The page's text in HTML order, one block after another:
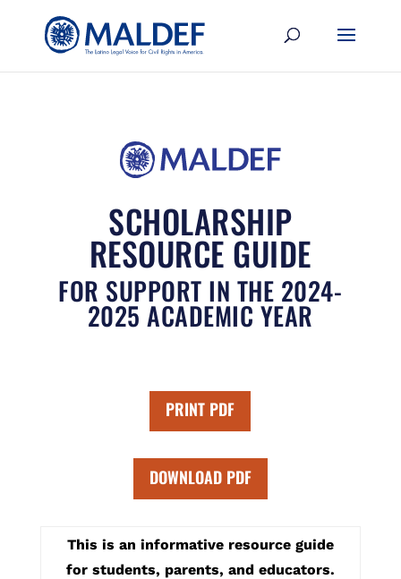
SCHOLARSHIP
RESOURCE GUIDE
FOR SUPPORT IN THE 2024-
2025 ACADEMIC YEAR
PRINT PDF
DOWNLOAD PDF
This is an informative resource guide
for students, parents, and educators.